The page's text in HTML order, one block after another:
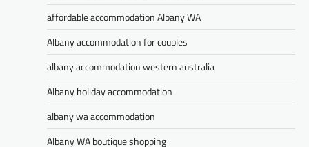
affordable accommodation Albany WA
Albany accommodation for couples
albany accommodation western australia
Albany holiday accommodation
albany wa accommodation
Albany WA boutique shopping